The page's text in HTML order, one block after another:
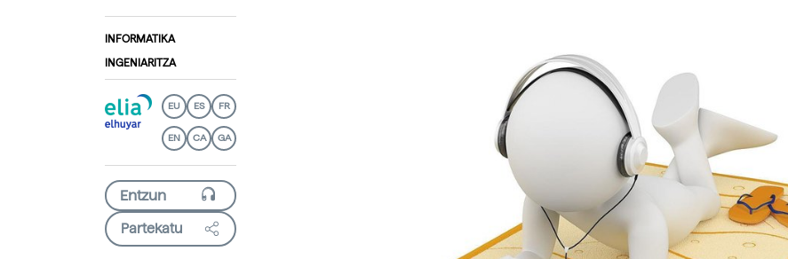
INFORMATIKA
INGENIARITZA
EU ES FR
EN CA GA
Partekatu